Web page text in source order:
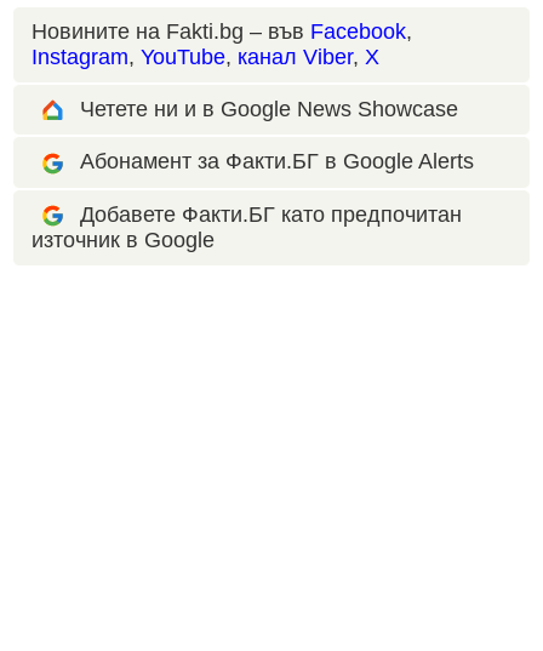
Новините на Fakti.bg – във Facebook,
Instagram, YouTube, канал Viber, X
Четете ни и в Google News Showcase
Абонамент за Факти.БГ в Google Alerts
Добавете Факти.БГ като предпочитан
източник в Google